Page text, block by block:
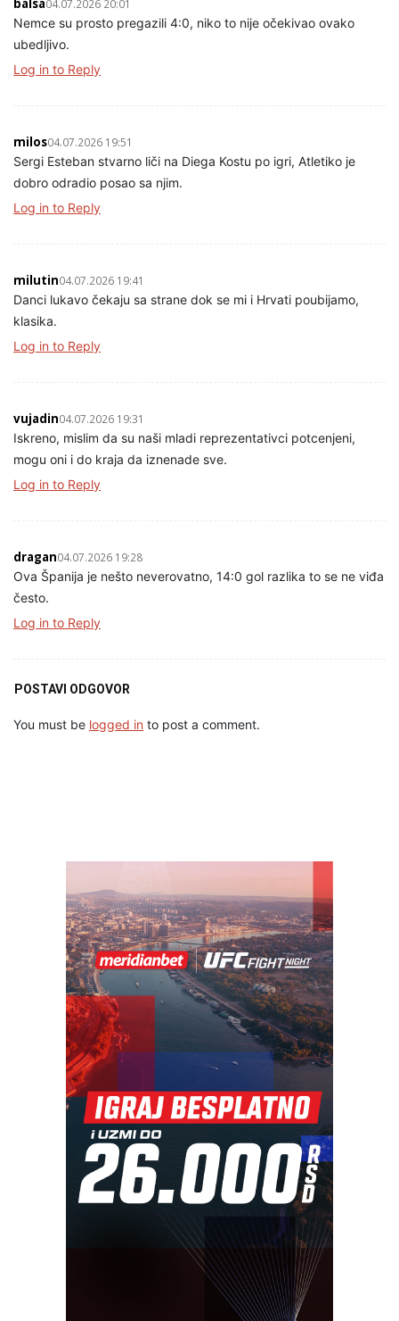
04.07.2026 20:01
Nemce su prosto pregazili 4:0, niko to nije očekivao ovako
ubedljivo.
Log in to Reply
milos04.07.2026 19:51
Sergi Esteban stvarno liči na Diega Kostu po igri, Atletiko je
dobro odradio posao sa njim.
Log in to Reply
milutin04.07.2026 19:41
Danci lukavo čekaju sa strane dok se mi i Hrvati poubijamo,
klasika.
Log in to Reply
vujadin04.07.2026 19:31
Iskreno, mislim da su naši mladi reprezentativci potcenjeni,
mogu oni i do kraja da iznenade sve.
Log in to Reply
dragan04.07.2026 19:28
Ova Španija je nešto neverovatno, 14:0 gol razlika to se ne viđa
često.
Log in to Reply
POSTAVI ODGOVOR
You must be logged in to post a comment.